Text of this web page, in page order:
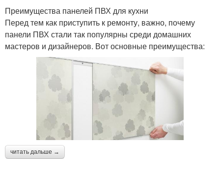
Преимущества панелей ПВХ для кухни
Перед тем как приступить к ремонту, важно, почему
панели ПВХ стали так популярны среди домашних
мастеров и дизайнеров. Вот основные преимущества:
читать дальше →